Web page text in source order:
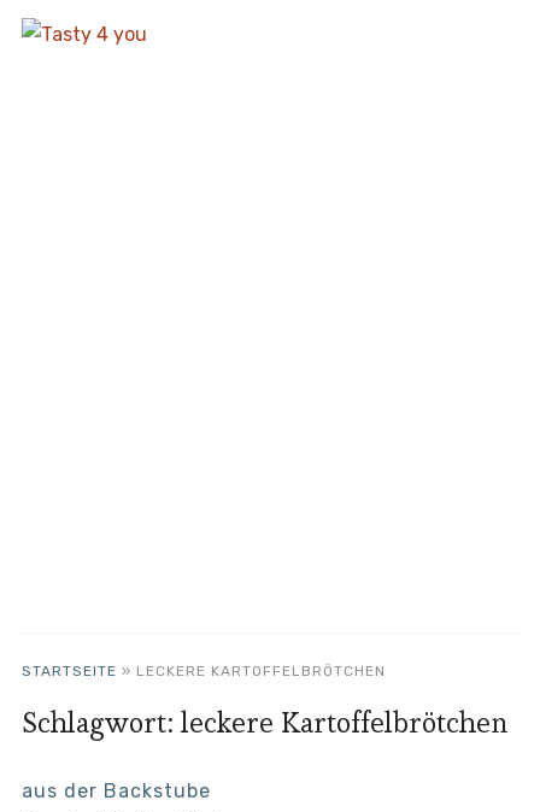
STARTSEITE » LECKERE KARTOFFELBRÖTCHEN
Schlagwort: leckere Kartoffelbrötchen
aus der Backstube